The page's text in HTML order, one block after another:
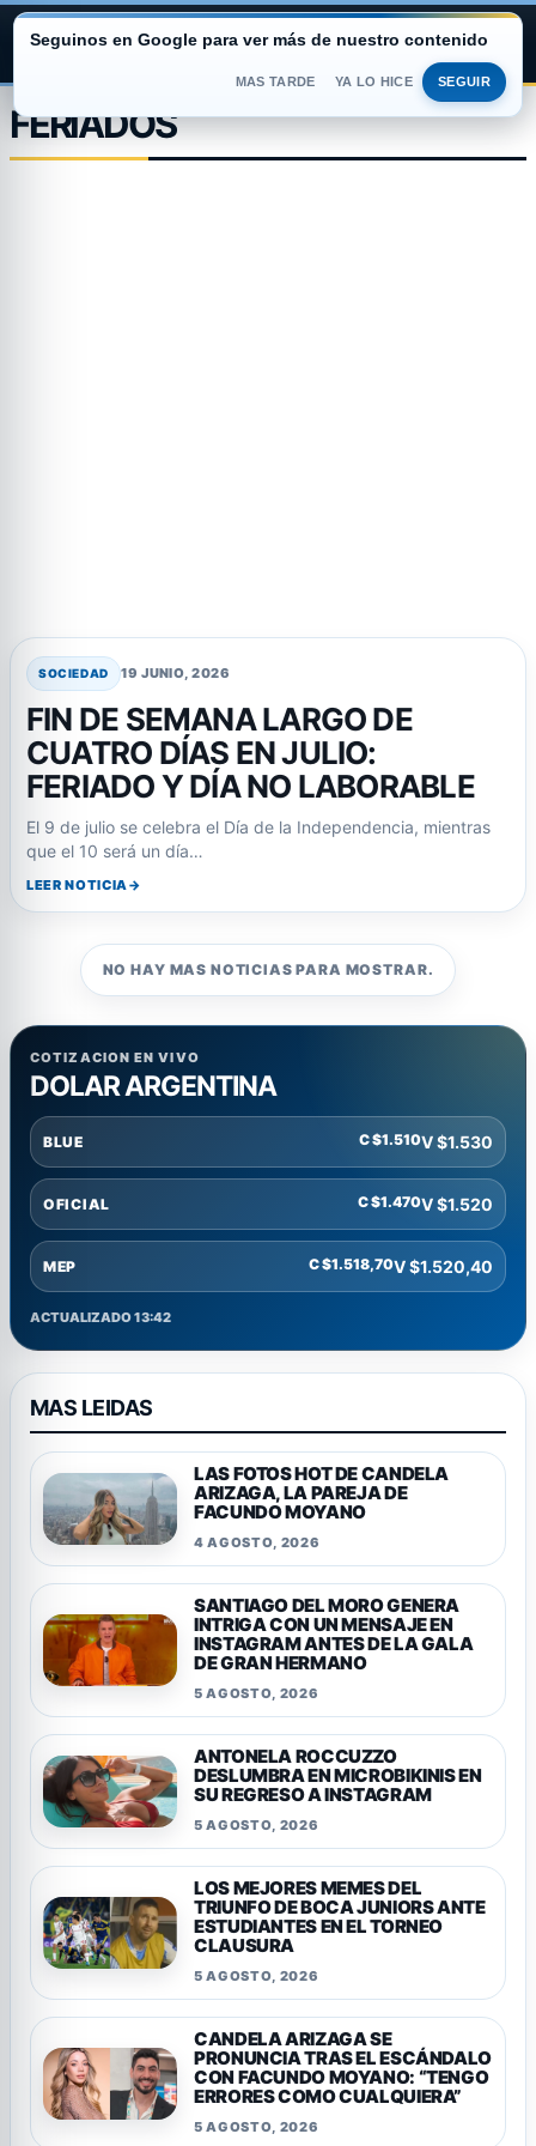
contenido
ARGENTINA PORTAL
FERIADOS
SOCIEDAD 19 JUNIO, 2026
FIN DE SEMANA LARGO DE
CUATRO DÍAS EN JULIO:
FERIADO Y DÍA NO LABORABLE
El 9 de julio se celebra el Día de la Independencia, mientras
que el 10 será un día…
LEER NOTICIA
NO HAY MAS NOTICIAS PARA MOSTRAR.
COTIZACION EN VIVO
DOLAR ARGENTINA
BLUE C $1.510V $1.530
OFICIAL C $1.470V $1.520
MEP C $1.518,70V $1.520,40
ACTUALIZADO 13:42
MAS LEIDAS
LAS FOTOS HOT DE CANDELA
ARIZAGA, LA PAREJA DE
FACUNDO MOYANO
4 AGOSTO, 2026
SANTIAGO DEL MORO GENERA
INTRIGA CON UN MENSAJE EN
INSTAGRAM ANTES DE LA GALA
DE GRAN HERMANO
5 AGOSTO, 2026
ANTONELA ROCCUZZO
DESLUMBRA EN MICROBIKINIS EN
SU REGRESO A INSTAGRAM
5 AGOSTO, 2026
LOS MEJORES MEMES DEL
TRIUNFO DE BOCA JUNIORS ANTE
ESTUDIANTES EN EL TORNEO
CLAUSURA
5 AGOSTO, 2026
CANDELA ARIZAGA SE
PRONUNCIA TRAS EL ESCÁNDALO
CON FACUNDO MOYANO: “TENGO
ERRORES COMO CUALQUIERA”
5 AGOSTO, 2026
Seguinos en Google para ver más de nuestro contenido
MAS TARDE YA LO HICE SEGUIR